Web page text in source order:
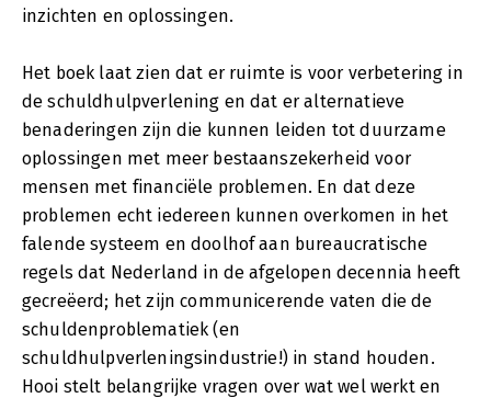
inzichten en oplossingen.
Het boek laat zien dat er ruimte is voor verbetering in
de schuldhulpverlening en dat er alternatieve
benaderingen zijn die kunnen leiden tot duurzame
oplossingen met meer bestaanszekerheid voor
mensen met financiële problemen. En dat deze
problemen echt iedereen kunnen overkomen in het
falende systeem en doolhof aan bureaucratische
regels dat Nederland in de afgelopen decennia heeft
gecreëerd; het zijn communicerende vaten die de
schuldenproblematiek (en
schuldhulpverleningsindustrie!) in stand houden.
Hooi stelt belangrijke vragen over wat wel werkt en